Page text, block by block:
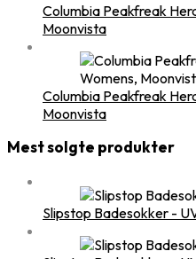
Columbia Peakfreak
Moonvista
Columbia Peakfreak
Moonvista
Mest solgte produkter
Slipstop Badesokker -